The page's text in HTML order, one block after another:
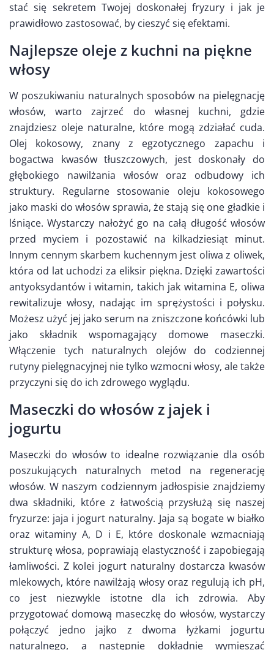
stać się sekretem Twojej doskonałej fryzury i jak je
prawidłowo zastosować, by cieszyć się efektami.
Najlepsze oleje z kuchni na piękne
włosy
W poszukiwaniu naturalnych sposobów na pielęgnację
włosów, warto zajrzeć do własnej kuchni, gdzie
znajdziesz oleje naturalne, które mogą zdziałać cuda.
Olej kokosowy, znany z egzotycznego zapachu i
bogactwa kwasów tłuszczowych, jest doskonały do
głębokiego nawilżania włosów oraz odbudowy ich
struktury. Regularne stosowanie oleju kokosowego
jako maski do włosów sprawia, że stają się one gładkie i
lśniące. Wystarczy nałożyć go na całą długość włosów
przed myciem i pozostawić na kilkadziesiąt minut.
Innym cennym skarbem kuchennym jest oliwa z oliwek,
która od lat uchodzi za eliksir piękna. Dzięki zawartości
antyoksydantów i witamin, takich jak witamina E, oliwa
rewitalizuje włosy, nadając im sprężystości i połysku.
Możesz użyć jej jako serum na zniszczone końcówki lub
jako składnik wspomagający domowe maseczki.
Włączenie tych naturalnych olejów do codziennej
rutyny pielęgnacyjnej nie tylko wzmocni włosy, ale także
przyczyni się do ich zdrowego wyglądu.
Maseczki do włosów z jajek i
jogurtu
Maseczki do włosów to idealne rozwiązanie dla osób
poszukujących naturalnych metod na regenerację
włosów. W naszym codziennym jadłospisie znajdziemy
dwa składniki, które z łatwością przysłużą się naszej
fryzurze: jaja i jogurt naturalny. Jaja są bogate w białko
oraz witaminy A, D i E, które doskonale wzmacniają
strukturę włosa, poprawiają elastyczność i zapobiegają
łamliwości. Z kolei jogurt naturalny dostarcza kwasów
mlekowych, które nawilżają włosy oraz regulują ich pH,
co jest niezwykle istotne dla ich zdrowia. Aby
przygotować domową maseczkę do włosów, wystarczy
połączyć jedno jajko z dwoma łyżkami jogurtu
naturalnego, a następnie dokładnie wymieszać